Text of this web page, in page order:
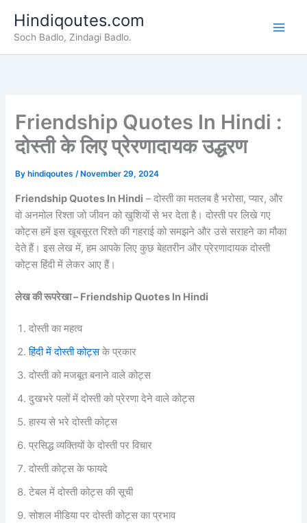
content
Hindiqoutes.com
Soch Badlo, Zindagi Badlo.
Friendship Quotes In Hindi :
दोस्ती के लिए प्रेरणादायक उद्धरण
By hindiqoutes/ November 29, 2024
Friendship Quotes In Hindi – दोस्ती का मतलब है भरोसा, प्यार, और
वो अनमोल रिश्ता जो जीवन को खुशियों से भर देता है। दोस्ती पर लिखे गए
कोट्स हमें इस खूबसूरत रिश्ते की गहराई को समझने और उसे सराहने का मौका
देते हैं। इस लेख में, हम आपके लिए कुछ बेहतरीन और प्रेरणादायक दोस्ती
कोट्स हिंदी में लेकर आए हैं।
लेख की रूपरेखा – Friendship Quotes In Hindi
दोस्ती का महत्व
हिंदी में दोस्ती कोट्सके प्रकार
दोस्ती को मजबूत बनाने वाले कोट्स
दुखभरे पलों में दोस्ती को प्रेरणा देने वाले कोट्स
हास्य से भरे दोस्ती कोट्स
प्रसिद्ध व्यक्तियों के दोस्ती पर विचार
दोस्ती कोट्स के फायदे
टेबल में दोस्ती कोट्स की सूची
सोशल मीडिया पर दोस्ती कोट्स का प्रभाव